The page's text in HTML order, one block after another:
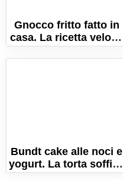
Gnocco fritto fatto in
casa. La ricetta veloce
per uno gnocco
perfetto!
Bundt cake alle noci e
yogurt. La torta soffice
con tutto il profumo